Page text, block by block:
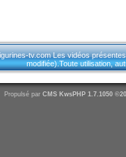
tv.com Les vidéos
modifiée).Toute utilisation,
Propulsé par CMS KwsPHP 1.7.1050